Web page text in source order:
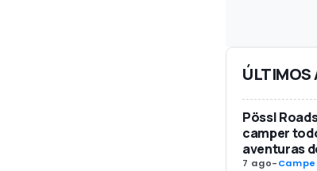
ÚLTIMOS
Pössl
camper
aventuras
7 ago-